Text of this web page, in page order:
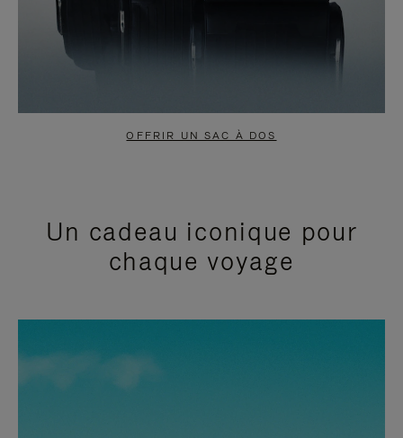
OFFRIR UN SAC À DOS
Un cadeau iconique pour
chaque voyage